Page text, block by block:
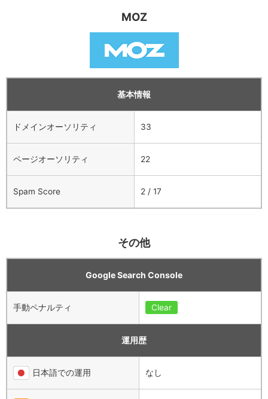
MOZ
基本情報
ドメインオーソリティ 33
ページオーソリティ 22
Spam Score 2 / 17
その他
Google Search Console
手動ペナルティ Clear
運用歴
日本語での運用 なし